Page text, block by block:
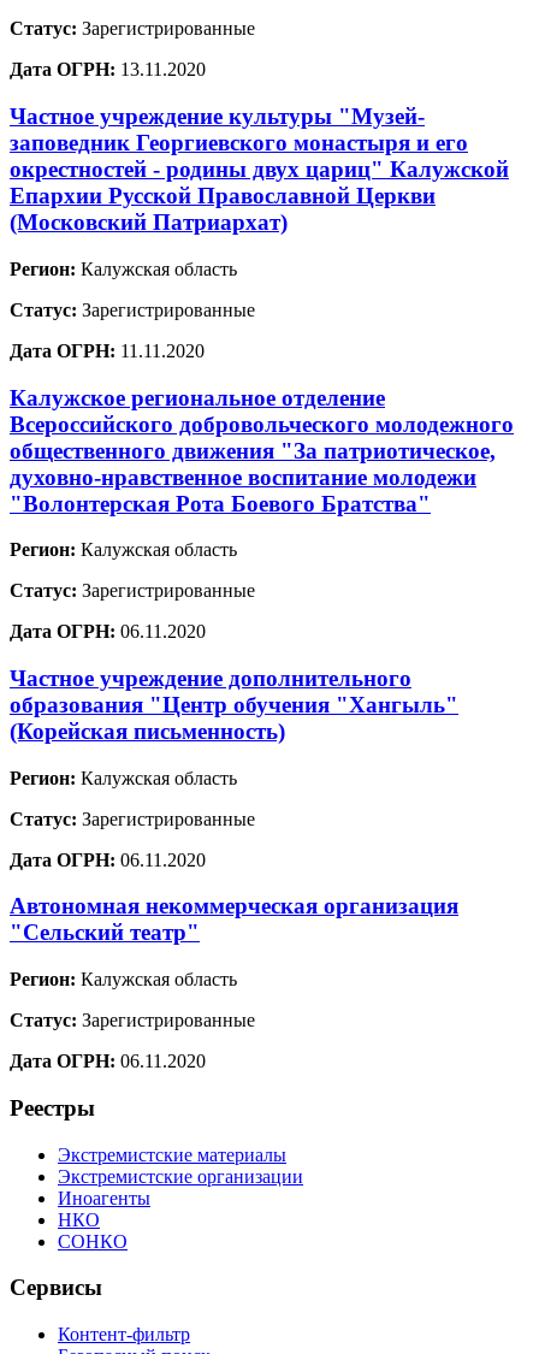
Статус: Зарегистрированные
Дата ОГРН: 13.11.2020
Частное учреждение культуры "Музей-
заповедник Георгиевского монастыря и его
окрестностей - родины двух цариц" Калужской
Епархии Русской Православной Церкви
(Московский Патриархат)
Регион: Калужская область
Статус: Зарегистрированные
Дата ОГРН: 11.11.2020
Калужское региональное отделение
Всероссийского добровольческого молодежного
общественного движения "За патриотическое,
духовно-нравственное воспитание молодежи
"Волонтерская Рота Боевого Братства"
Регион: Калужская область
Статус: Зарегистрированные
Дата ОГРН: 06.11.2020
Частное учреждение дополнительного
образования "Центр обучения "Хангыль"
(Корейская письменность)
Регион: Калужская область
Статус: Зарегистрированные
Дата ОГРН: 06.11.2020
Автономная некоммерческая организация
"Сельский театр"
Регион: Калужская область
Статус: Зарегистрированные
Дата ОГРН: 06.11.2020
Реестры
Экстремистские материалы
Экстремистские организации
Иноагенты
НКО
СОНКО
Сервисы
Контент-фильтр